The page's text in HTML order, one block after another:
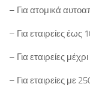
– Για ατομικά
– Για εταιρείες έως
– Για εταιρείες
– Για εταιρείες με